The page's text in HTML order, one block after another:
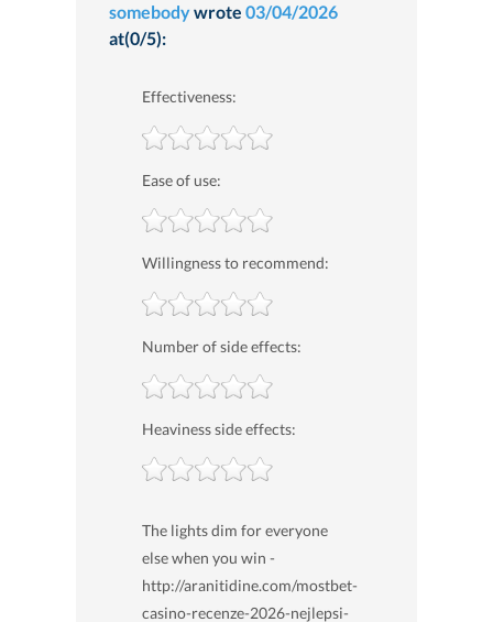
somebodywrote 03/04/2026
at(0/5):
Effectiveness:
Ease of use:
Willingness to recommend:
Number of side effects:
Heaviness side effects:
The lights dim for everyone
else when you win -
http://aranitidine.com/mostbet-
casino-recenze-2026-nejlepsi-